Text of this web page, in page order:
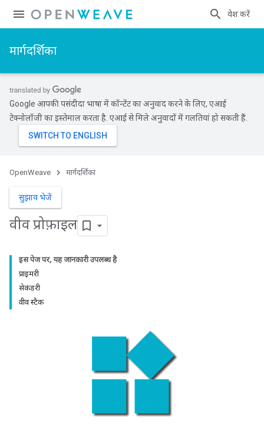
प्रवेश करें
मार्गदर्शिका
Google आपकी पसंदीदा भाषा में कॉन्टेंट का अनुवाद करने के लिए, एआई
टेक्नोलॉजी का इस्तेमाल करता है. एआई से मिले अनुवादों में गलतियां हो सकती हैं.
OpenWeave मार्गदर्शिका
सुझाव भेजें
वीव प्रोफ़ाइल
इस पेज पर, यह जानकारी उपलब्ध है
प्राइमरी
सेकंडरी
वीव स्टैक